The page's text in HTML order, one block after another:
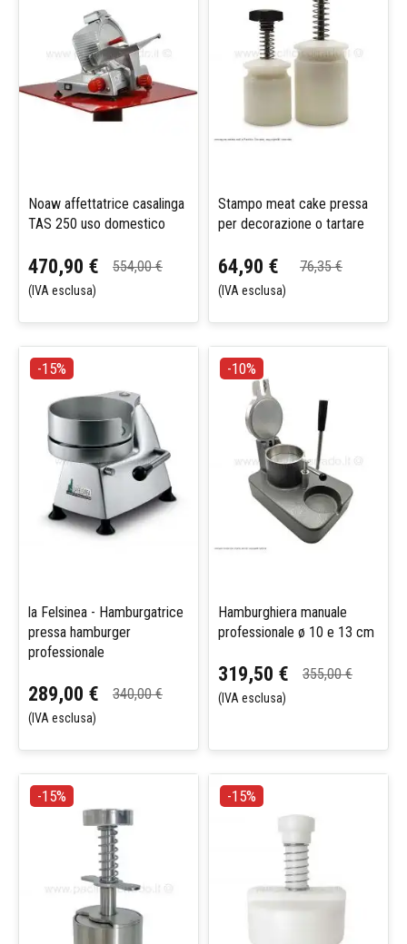
Noaw affettatrice casalinga
TAS 250 uso domestico
470,90 €
(IVA esclusa)
554,00 €
Stampo meat cake pressa
per decorazione o tartare
64,90 €
(IVA esclusa)
76,35 €
-15%
la Felsinea - Hamburgatrice
pressa hamburger
professionale
289,00 €
(IVA esclusa)
340,00 €
-10%
Hamburghiera manuale
professionale ø 10 e 13 cm
319,50 €
(IVA esclusa)
355,00 €
-15% -15%